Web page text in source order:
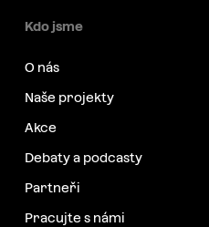
Kdo jsme
O nás
Naše projekty
Akce
Debaty a podcasty
Partneři
Pracujte s námi